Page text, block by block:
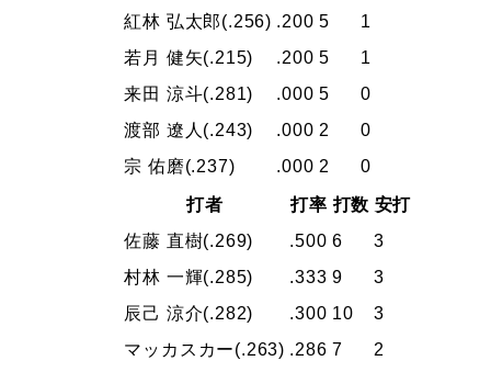
紅林 弘太郎(.256) .200 5
1
若月 健矢(.215) .200 5
1
来田 涼斗(.281) .000 5
0
渡部 遼人 (.243) .000 2
0
宗 佑磨(.237) .000 2 0
打者 打率 打数 安打
佐藤 直樹(.269) .500 6
3
村林 一輝(.285) .333 9
3
辰己 涼介(.282) .300 10
3
マッカスカー(.263) .286 7
2